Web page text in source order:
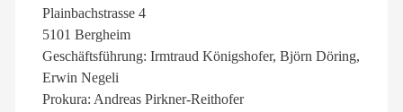
Plainbachstrasse 4
5101 Bergheim
Geschäftsführung: Irmtraud Königshofer, Björn Döring,
Erwin Negeli
Prokura: Andreas Pirkner-Reithofer